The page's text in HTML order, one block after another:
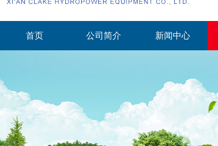
首页 公司简介 新闻中心